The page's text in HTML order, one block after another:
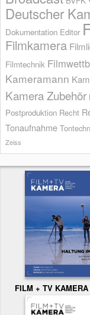
Deutscher
Dokumentation Editor
Filmkamera
Filmtechnik
Kameramann
Kamera Zubehör
Postproduktion Recht
Tonaufnahme
Zeiss
FILM + TV KAMERA